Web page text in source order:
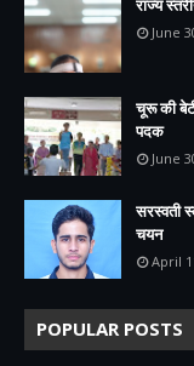
राज्य
June
चूरू की
पदक
June
सरस्वती
चयन
April
POPULAR POSTS